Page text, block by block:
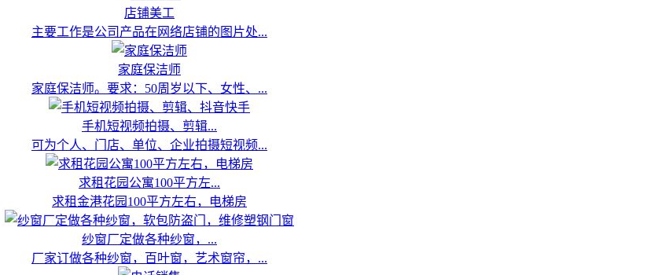
店铺美工
主要工作是公司产品在网络店铺的图片处...
家庭保洁师
家庭保洁师。要求：50周岁以下、女性、...
手机短视频拍摄、剪辑...
可为个人、门店、单位、企业拍摄短视频...
求租花园公寓100平方左...
求租金港花园100平方左右，电梯房
纱窗厂定做各种纱窗，...
厂家订做各种纱窗，百叶窗，艺术窗帘，...